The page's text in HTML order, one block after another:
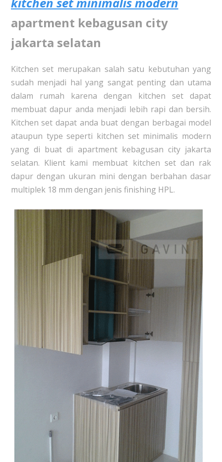
apartment kebagusan city
jakarta selatan
Kitchen set merupakan salah satu kebutuhan yang
sudah menjadi hal yang sangat penting dan utama
dalam rumah karena dengan kitchen set dapat
membuat dapur anda menjadi lebih rapi dan bersih.
Kitchen set dapat anda buat dengan berbagai model
ataupun type seperti kitchen set minimalis modern
yang di buat di apartment kebagusan city jakarta
selatan. Klient kami membuat kitchen set dan rak
dapur dengan ukuran mini dengan berbahan dasar
multiplek 18 mm dengan jenis finishing HPL.